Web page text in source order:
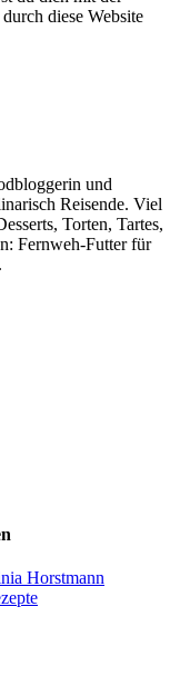
diese Website
und
Reisende. Viel
Torten, Tartes,
Fernweh-Futter für